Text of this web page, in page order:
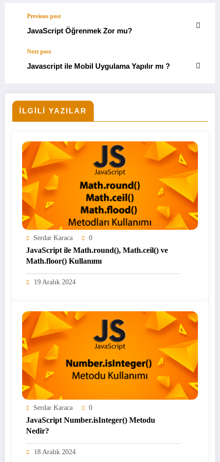
Previous post
JavaScript Öğrenmek Zor mu?
Next post
Javascript ile Mobil Uygulama Yapılır mı ?
İLGILI YAZILAR
Serdar Karaca 0
JavaScript ile Math.round(), Math.ceil() ve
Math.floor() Kullanımı
19 Aralık 2024
Serdar Karaca 0
JavaScript Number.isInteger() Metodu
Nedir?
18 Aralık 2024